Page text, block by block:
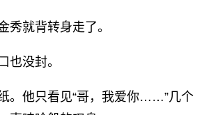
秀就背转身走了。
也没封。
。他只看见“哥，我爱你……”几个